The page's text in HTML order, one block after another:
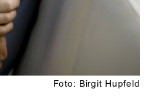
Foto: Birgit Hupfeld